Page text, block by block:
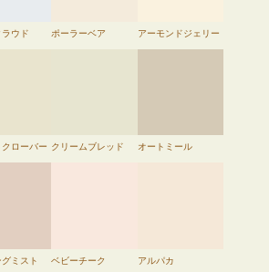
ウド ポーラーベア アーモンドジェリー
ローバー クリームブレッド オートミール
ミスト ベビーチーク アルパカ